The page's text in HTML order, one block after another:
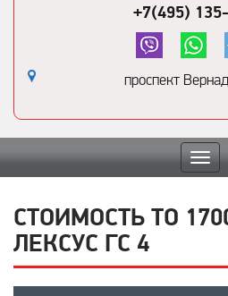
+7(495)
проспект
СТОИМОСТЬ ТО
ЛЕКСУС ГС 4